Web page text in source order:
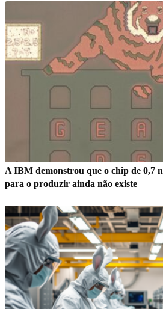
A IBM demonstrou que o chip de 0,7
para o produzir ainda não existe